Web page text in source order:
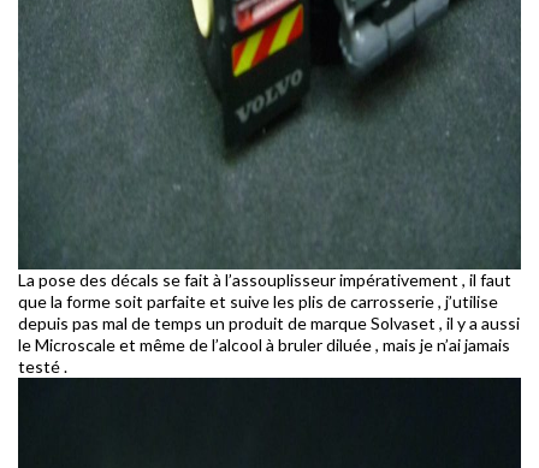
La pose des décals se fait à l’assouplisseur impérativement , il faut
que la forme soit parfaite et suive les plis de carrosserie , j’utilise
depuis pas mal de temps un produit de marque Solvaset , il y a aussi
le Microscale et même de l’alcool à bruler diluée , mais je n’ai jamais
testé .